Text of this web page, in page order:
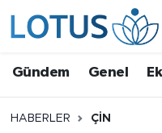
Gündem Genel
HABERLER ÇIN
Ekonomi